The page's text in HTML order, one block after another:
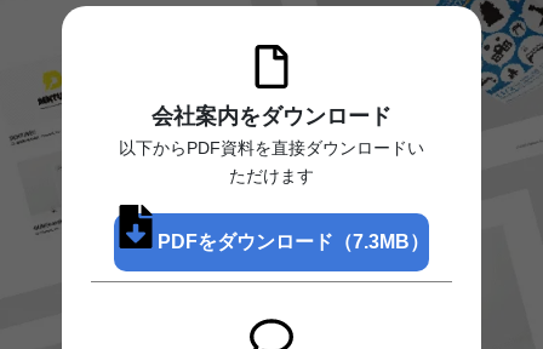
会社案内をダウンロード
以下からPDF資料を直接ダウンロードい
ただけます
PDFをダウンロード（7.3MB）